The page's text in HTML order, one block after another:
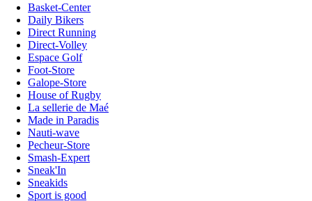
Basket-Center
Daily Bikers
Direct Running
Direct-Volley
Espace Golf
Foot-Store
Galope-Store
House of Rugby
La sellerie de Maé
Made in Paradis
Nauti-wave
Pecheur-Store
Smash-Expert
Sneak'In
Sneakids
Sport is good